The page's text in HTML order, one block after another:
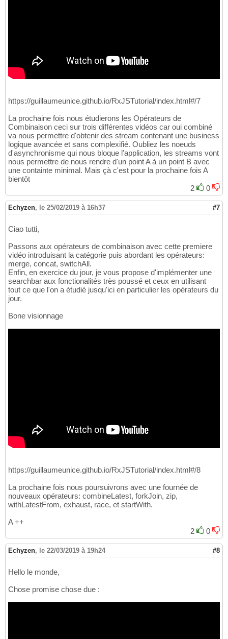
https://guillaumeunice.github.io/RxJSTutorial/index.html#/7
La prochaine fois nous étudierons les Opérateurs de
Combinaison ceci sur trois différentes vidéos car oui combiné
va nous permettre d'obtenir des stream contenant une business
logique avancée et sans complexifié. Oubliez les noeuds
d'asynchronisme qui nous bloque l'application, les streams vont
nous permettre de nous rendre d'un point A à un point B avec
une containte minimal. Mais çà c'est pour la prochaine fois A
bientôt
2
0
Echyzen, le 25/02/2019 à 16h37 #7
Ciao tutti,
Passons aux opérateurs de combinaison avec cette premiere
vidéo introduisant la catégorie puis abordant les opérateurs:
merge, concat, switchAll.
Enfin, en exercice du jour, je vous propose d'implémenter une
searchbar aux fonctionalités très poussé et ceux en utilisant
tout ce que l'on a étudié jusqu'ici en particulier les opérateurs du
jour.
Bone visionnage
https://guillaumeunice.github.io/RxJSTutorial/index.html#/8
La prochaine fois nous poursuivrons avec une fournée de
nouveaux opérateurs: combineLatest, forkJoin, zip,
withLatestFrom, exhaust, race, et startWith.
A ++
2
0
Echyzen, le 22/03/2019 à 19h24 #8
Hello le monde,
Chose promise chose due :